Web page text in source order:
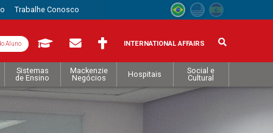
Trabalhe Conosco
Aluno INTERNATIONAL AFFAIRS
Sistemas
de Ensino
Mackenzie
Negócios
Hospitais
Social e
Cultural